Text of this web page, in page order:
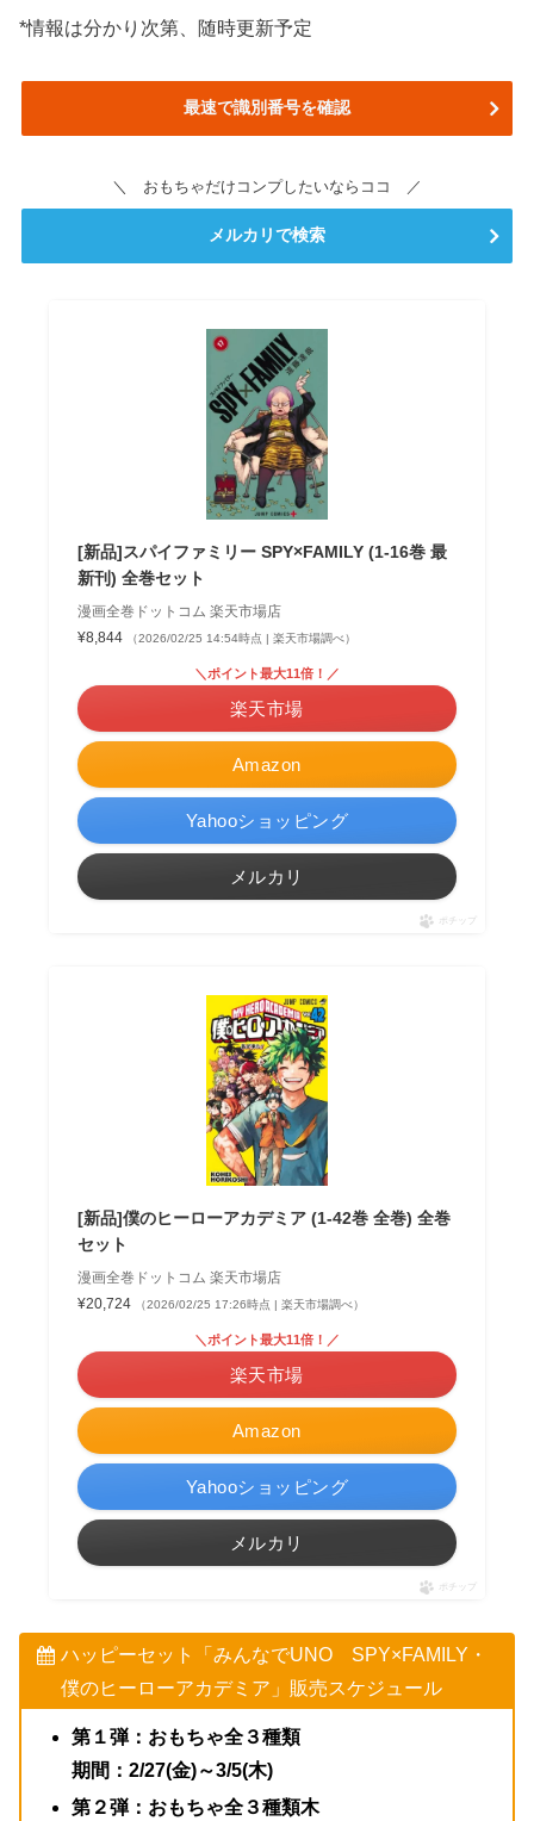
*情報は分かり次第、随時更新予定
最速で識別番号を確認
＼ おもちゃだけコンプしたいならココ ／
メルカリで検索
[新品]スパイファミリー SPY×FAMILY (1-16巻 最
新刊) 全巻セット
漫画全巻ドットコム 楽天市場店
¥8,844
（2026/02/25 14:54時点 | 楽天市場調べ）
Amazon
＼ポイント最大11倍！／
楽天市場
Yahooショッピング
メルカリ
ポチップ
[新品]僕のヒーローアカデミア (1-42巻 全巻) 全巻
セット
漫画全巻ドットコム 楽天市場店
¥20,724
（2026/02/25 17:26時点 | 楽天市場調べ）
Amazon
＼ポイント最大11倍！／
楽天市場
Yahooショッピング
メルカリ
ポチップ
ハッピーセット「みんなでUNO SPY×FAMILY・
僕のヒーローアカデミア」販売スケジュール
第１弾：おもちゃ全３種類
期間：2/27(金)～3/5(木)
第２弾：おもちゃ全３種類木